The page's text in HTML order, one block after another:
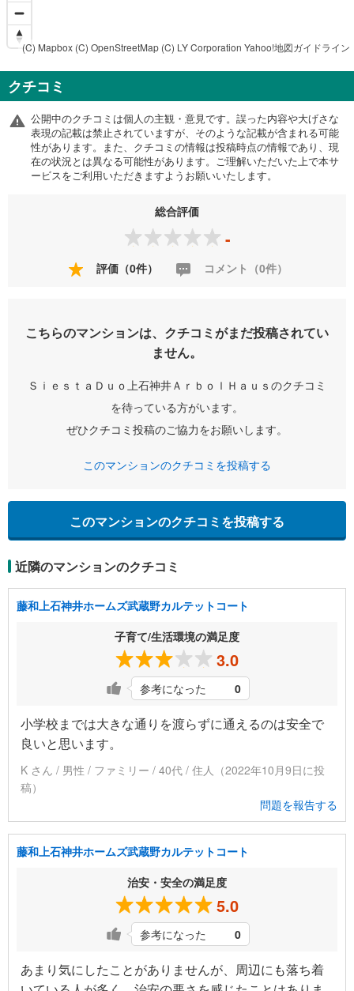
(C) Mapbox (C) OpenStreetMap (C) LY Corporation Yahoo!地図ガイドライン
クチコミ
公開中のクチコミは個人の主観・意見です。誤った内容や大げさな
表現の記載は禁止されていますが、そのような記載が含まれる可能
性があります。また、クチコミの情報は投稿時点の情報であり、現
在の状況とは異なる可能性があります。ご理解いただいた上で本サ
ービスをご利用いただきますようお願いいたします。
総合評価
-
評価（0件） コメント（0件）
こちらのマンションは、クチコミがまだ投稿されてい
ません。
ＳｉｅｓｔａＤｕｏ上石神井ＡｒｂｏｌＨａｕｓのクチコミ
を待っている方がいます。
ぜひクチコミ投稿のご協力をお願いします。
このマンションのクチコミを投稿する
このマンションのクチコミを投稿する
近隣のマンションのクチコミ
藤和上石神井ホームズ武蔵野カルテットコート
子育て/生活環境の満足度
3.0
参考になった 0
小学校までは大きな通りを渡らずに通えるのは安全で
良いと思います。
K さん / 男性 / ファミリー / 40代 / 住人（2022年10月9日に投
稿）
問題を報告する
藤和上石神井ホームズ武蔵野カルテットコート
治安・安全の満足度
5.0
参考になった 0
あまり気にしたことがありませんが、周辺にも落ち着